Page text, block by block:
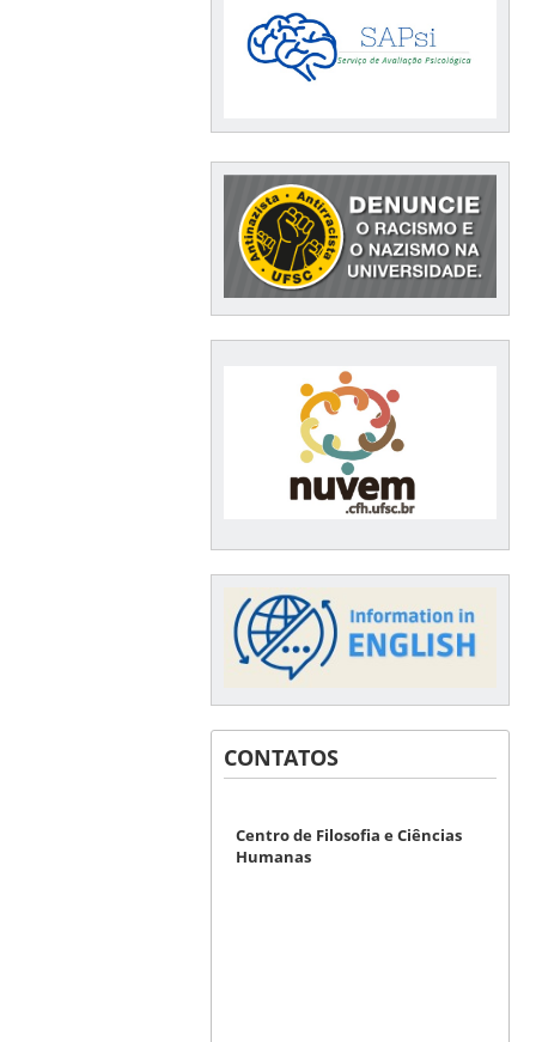
CONTATOS
Centro de Filosofia e Ciências
Humanas